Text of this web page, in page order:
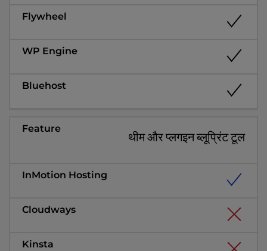
थीम और प्लगइन ब्लूप्रिंट टूल